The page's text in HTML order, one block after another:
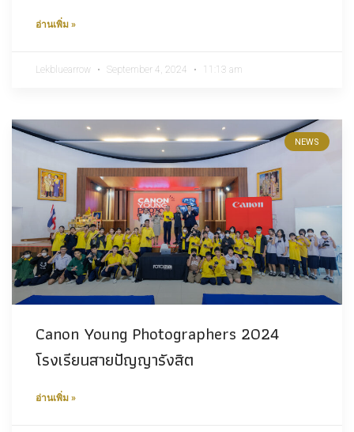
อ่านเพิ่ม »
Lekbluearrow September 4, 2024 11:13 am
NEWS
Canon Young Photographers 2024
โรงเรียนสายปัญญารังสิต
อ่านเพิ่ม »